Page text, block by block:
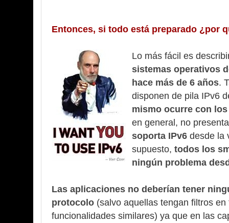
Entonces, si todo está preparado ¿por
Lo más fácil es
sistemas operativos
hace más de 6 años.
disponen de pila IPv6
mismo ocurre con
en general, no
soporta IPv6desde la
supuesto, todos los
ningún problema
Las aplicaciones no deberían tener
protocolo (salvo aquellas tengan filtros
funcionalidades similares) ya que en las